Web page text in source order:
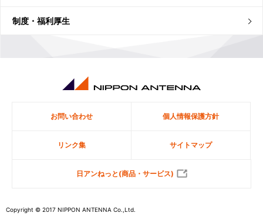
制度・福利厚生
お問い合わせ 個人情報保護方針
リンク集 サイトマップ
日アンねっと(商品・サービス)
Copyright © 2017 NIPPON ANTENNA Co.,Ltd.